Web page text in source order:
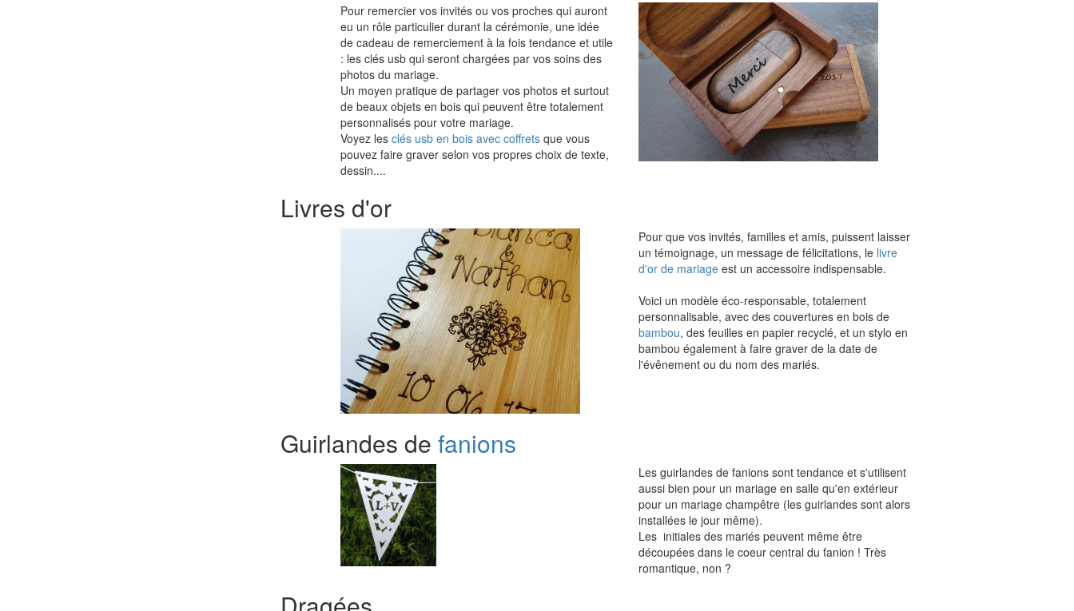
Pour remercier vos invités ou vos proches qui auront
eu un rôle particulier durant la cérémonie, une idée
de cadeau de remerciement à la fois tendance et utile
: les clés usb qui seront chargées par vos soins des
photos du mariage.
Un moyen pratique de partager vos photos et surtout
de beaux objets en bois qui peuvent être totalement
personnalisés pour votre mariage.
Voyez les clés usb en bois avec coffretsque vous
pouvez faire graver selon vos propres choix de texte,
dessin....
Livres d'or
Pour que vos invités, familles et amis, puissent laisser
un témoignage, un message de félicitations, le livre
d'or de mariageest un accessoire indispensable.
Voici un modèle éco-responsable, totalement
personnalisable, avec des couvertures en bois de
bambou, des feuilles en papier recyclé, et un stylo en
bambou également à faire graver de la date de
l'évênement ou du nom des mariés.
Guirlandes de fanions
Les guirlandes de fanions sont tendance et s'utilisent
aussi bien pour un mariage en salle qu'en extérieur
pour un mariage champêtre (les guirlandes sont alors
installées le jour même).
Les initiales des mariés peuvent même être
découpées dans le coeur central du fanion ! Très
romantique, non ?